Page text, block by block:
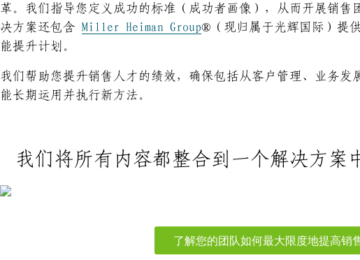
革。我们指导您定义成功的标准（成功者画像），从而开展销售
决方案还包含 Miller Heiman Group®（现归属于光辉国际）提
能提升计划。
我们帮助您提升销售人才的绩效，确保包括从客户管理、业务发
能长期运用并执行新方法。
我们将所有内容都整合到一个解决方案
了解您的团队如何最大限度地提高销